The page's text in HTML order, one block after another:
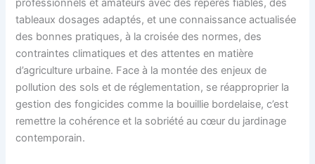
professionnels et amateurs avec des repères fiables, des
tableaux dosages adaptés, et une connaissance actualisée
des bonnes pratiques, à la croisée des normes, des
contraintes climatiques et des attentes en matière
d’agriculture urbaine. Face à la montée des enjeux de
pollution des sols et de réglementation, se réapproprier la
gestion des fongicides comme la bouillie bordelaise, c’est
remettre la cohérence et la sobriété au cœur du jardinage
contemporain.